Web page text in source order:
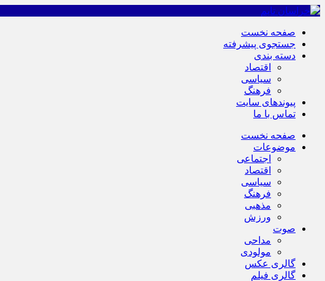
صفحه نخست
جستجوی پیشرفته
دسته بندی
اقتصاد
سیاسی
فرهنگ
پیوندهای سایت
تماس با ما
صفحه نخست
موضوعات
اجتماعی
اقتصاد
سیاسی
فرهنگ
مذهبی
ورزش
صوت
مداحی
مولودی
گالری عکس
گالری فیلم